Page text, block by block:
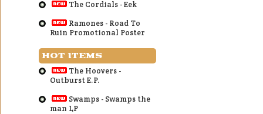
The Cordials - Eek
Ramones - Road To
Ruin Promotional Poster
HOT ITEMS
The Hoovers -
Outburst E.P.
Swamps - Swamps the
man LP